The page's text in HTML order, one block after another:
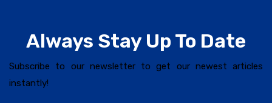
Always Stay Up To Date
Subscribe to our newsletter to get our newest articles
instantly!